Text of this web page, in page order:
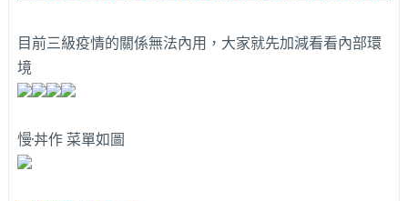
目前三級疫情的關係無法內用，大家就先加減看看內部環
境
慢·丼作 菜單如圖